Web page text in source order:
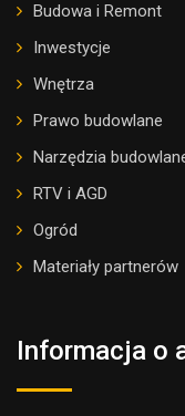
Budowa i Remont
Inwestycje
Wnętrza
Prawo budowlane
Narzędzia
RTV i AGD
Ogród
Materiały partnerów
Informacja o